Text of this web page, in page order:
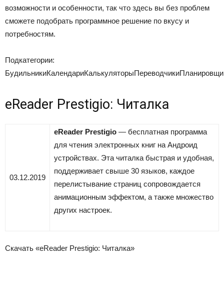
возможности и особенности, так что здесь вы без проблем
сможете подобрать программное решение по вкусу и
потребностям.
Подкатегории:
eReader Prestigio: Читалка
03.12.2019
eReader Prestigio — бесплатная программа
для чтения электронных книг на Андроид
устройствах. Эта читалка быстрая и удобная,
поддерживает свыше 30 языков, каждое
перелистывание страниц сопровождается
анимационным эффектом, а также множество
других настроек.
Скачать «eReader Prestigio: Читалка»